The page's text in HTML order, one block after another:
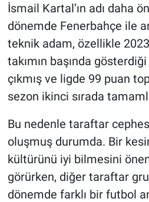
İsmail Kartal’ın adı daha
dönemde Fenerbahçe ile
teknik adam, özellikle
takımın başında
çıkmış ve ligde 99 puan
sezon ikinci sırada
Bu nedenle taraftar
oluşmuş durumda. Bir
kültürünü iyi bilmesini
görürken, diğer taraftar
dönemde farklı bir futbol